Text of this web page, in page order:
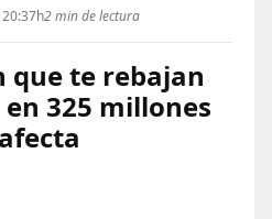
20:37h2 min de lectura
que te rebajan
325 millones